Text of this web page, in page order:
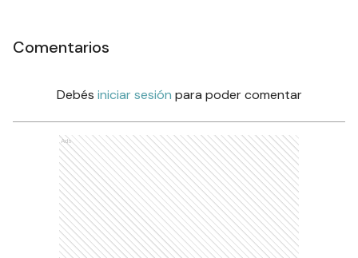
Comentarios
Debés iniciar sesión para poder comentar
Ads